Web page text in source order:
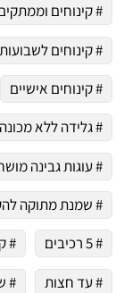
# קינוחים
# קינוחים לשבועות
# קינוחים אישיים
# גלידה ללא מכונה
# עוגות גבינה
# שמנת מתוקה
# 5 רכיבים
#
# עד חצות
#